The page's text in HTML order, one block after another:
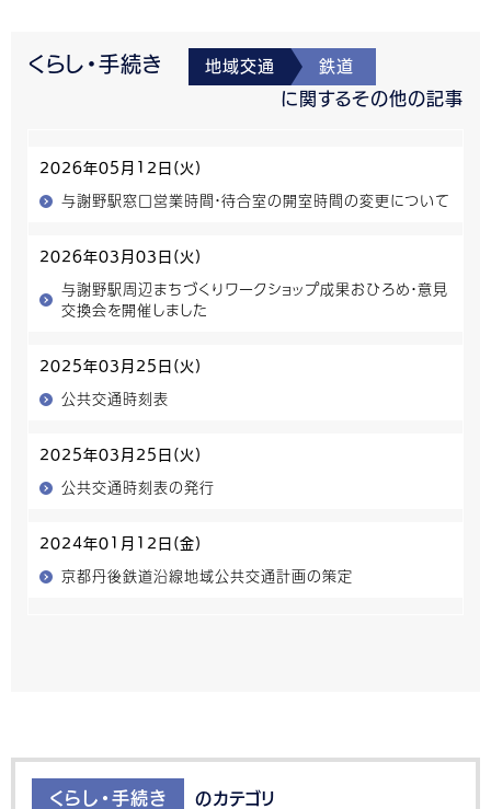
くらし・手続き 地域交通 鉄道
に関するその他の記事
2026年05月12日(火)
与謝野駅窓口営業時間・待合室の開室時間の変更について
2026年03月03日(火)
与謝野駅周辺まちづくりワークショップ成果おひろめ・意見
交換会を開催しました
2025年03月25日(火)
公共交通時刻表
2025年03月25日(火)
公共交通時刻表の発行
2024年01月12日(金)
京都丹後鉄道沿線地域公共交通計画の策定
くらし・手続き のカテゴリ